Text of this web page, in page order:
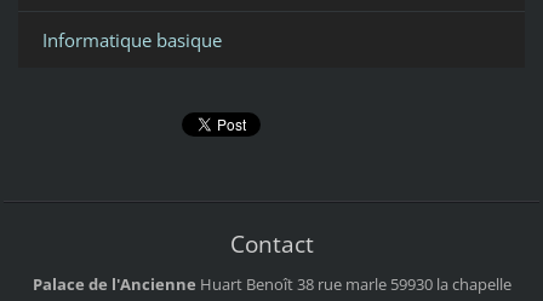
Informatique basique
Contact
Palace de l'Ancienne Huart Benoît38 rue marle59930 la chapelle